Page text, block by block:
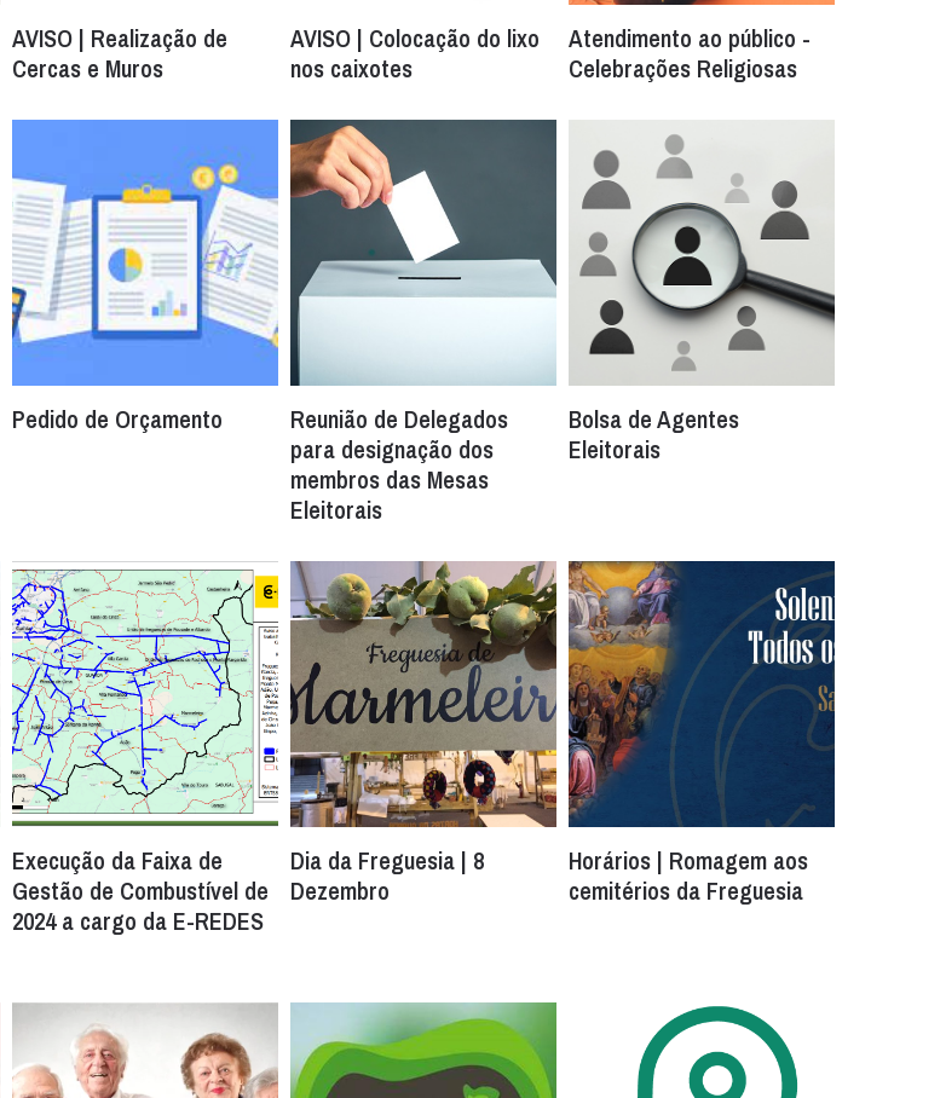
AVISO | Realização de
Cercas e Muros
AVISO | Colocação do lixo
nos caixotes
Atendimento ao público -
Celebrações Religiosas
Pedido de Orçamento
Reunião de Delegados
para designação dos
membros das Mesas
Eleitorais
Bolsa de Agentes
Eleitorais
Execução da Faixa de
Gestão de Combustível de
2024 a cargo da E-REDES
Dia da Freguesia | 8
Dezembro
Horários | Romagem aos
cemitérios da Freguesia